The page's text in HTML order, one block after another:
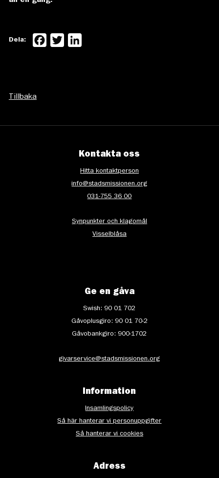
Dela: Facebook
Twitter
Tillbaka
Kontakta oss
Hitta kontaktperson
info@stadsmissionen.org
031-755 36 00
Synpunkter och klagomål
Visselblåsa
Ge en gåva
Swish: 90 01 702
Gåvoplusgiro: 90 01 70-2
Gåvobankgiro: 900-1702
givarservice@stadsmissionen.org
Information
Insamlingspolicy
Så här hanterar vi personuppgifter
Så hanterar vi cookies
Adress